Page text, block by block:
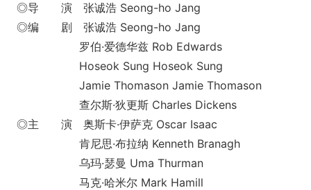
◎导 演 张诚浩 Seong-ho Jang
◎编 剧 张诚浩 Seong-ho Jang
罗伯·爱德华兹 Rob Edwards
Hoseok Sung Hoseok Sung
Jamie Thomason Jamie Thomason
查尔斯·狄更斯 Charles Dickens
◎主 演 奥斯卡·伊萨克 Oscar Isaac
肯尼思·布拉纳 Kenneth Branagh
乌玛·瑟曼 Uma Thurman
马克·哈米尔 Mark Hamill